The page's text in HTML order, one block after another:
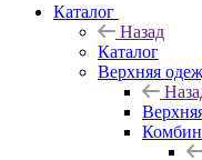
Каталог
Назад
Каталог
Верхняя